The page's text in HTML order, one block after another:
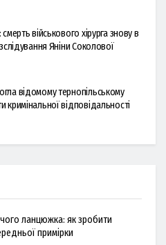
військового хірурга знову в
Яніни Соколової
відомому тернопільському
кримінальної відповідальності
ланцюжка: як зробити
примірки